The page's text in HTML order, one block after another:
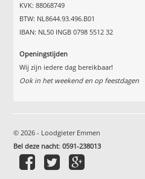
KVK: 88068749
BTW: NL8644.93.496.B01
IBAN: NL50 INGB 0798 5512 32
Openingstijden
Wij zijn iedere dag bereikbaar!
Ook in het weekend en op feestdagen
© 2026 - Loodgieter Emmen
Bel deze nacht:0591-238013